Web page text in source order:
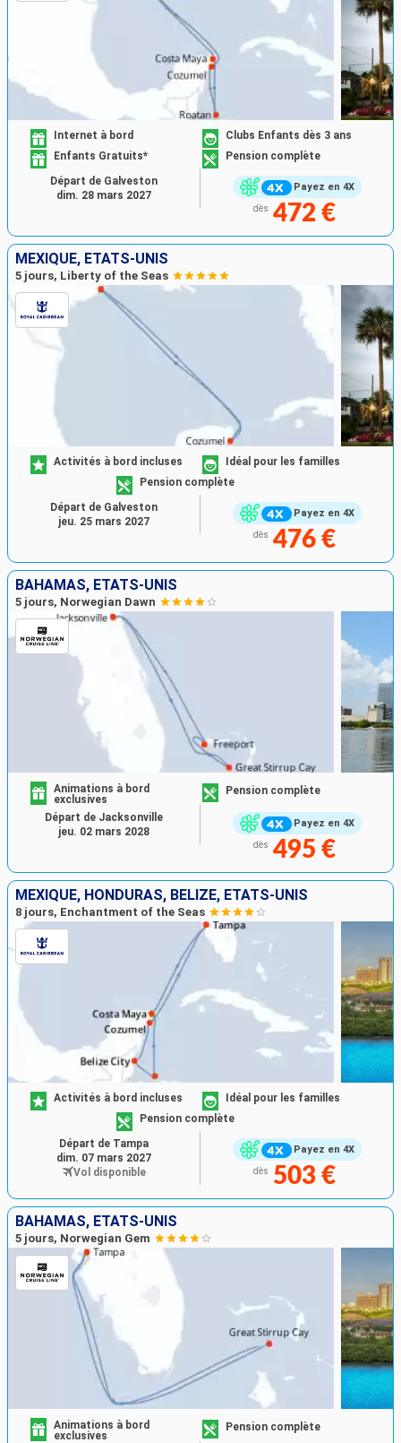
Payez en 4X
Internet à bord
Clubs Enfants dès 3 ans
Enfants Gratuits*
Pension complète
dès 472 €
Départ de Galveston
dim. 28 mars 2027
MEXIQUE, ÉTATS-UNIS
5 jours, Liberty of the Seas
Payez en 4X
Activités à bord incluses
Idéal pour les familles
Pension complète
dès 476 €
Départ de Galveston
jeu. 25 mars 2027
BAHAMAS, ÉTATS-UNIS
5 jours, Norwegian Dawn
Payez en 4X
Animations à bord
exclusives
Pension complète
dès 495 €
Départ de Jacksonville
jeu. 02 mars 2028
MEXIQUE, HONDURAS, BELIZE, ÉTATS-UNIS
8 jours, Enchantment of the Seas
Payez en 4X
Activités à bord incluses
Idéal pour les familles
Pension complète
dès 503 €
Départ de Tampa
dim. 07 mars 2027
Vol disponible
BAHAMAS, ÉTATS-UNIS
5 jours, Norwegian Gem
Animations à bord
exclusives
Pension complète